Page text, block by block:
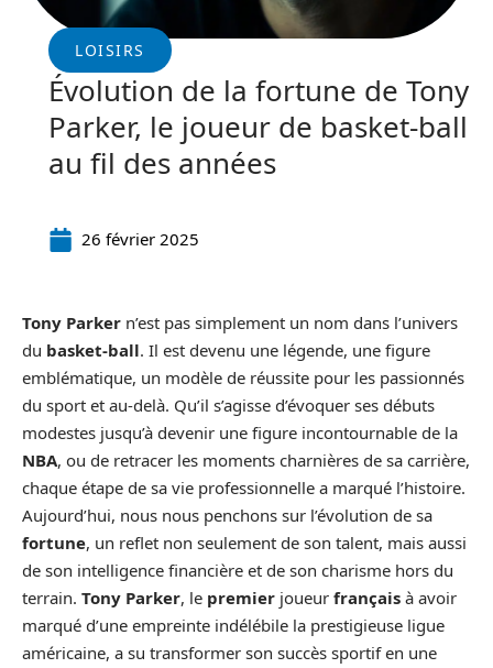
LOISIRS
Évolution de la fortune de Tony
Parker, le joueur de basket-ball
au fil des années
26 février 2025
Tony Parker n’est pas simplement un nom dans l’univers
du basket-ball. Il est devenu une légende, une figure
emblématique, un modèle de réussite pour les passionnés
du sport et au-delà. Qu’il s’agisse d’évoquer ses débuts
modestes jusqu’à devenir une figure incontournable de la
NBA, ou de retracer les moments charnières de sa carrière,
chaque étape de sa vie professionnelle a marqué l’histoire.
Aujourd’hui, nous nous penchons sur l’évolution de sa
fortune, un reflet non seulement de son talent, mais aussi
de son intelligence financière et de son charisme hors du
terrain. Tony Parker, le premier joueur français à avoir
marqué d’une empreinte indélébile la prestigieuse ligue
américaine, a su transformer son succès sportif en une